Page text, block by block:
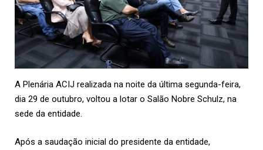
A Plenária ACIJ realizada na noite da última segunda-feira,
dia 29 de outubro, voltou a lotar o Salão Nobre Schulz, na
sede da entidade.
Após a saudação inicial do presidente da entidade,